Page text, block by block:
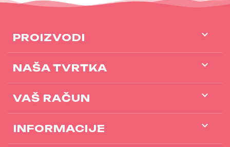
PROIZVODI 
NAŠA TVRTKA 
VAŠ RAČUN 
INFORMACIJE keyboard_arrow_down